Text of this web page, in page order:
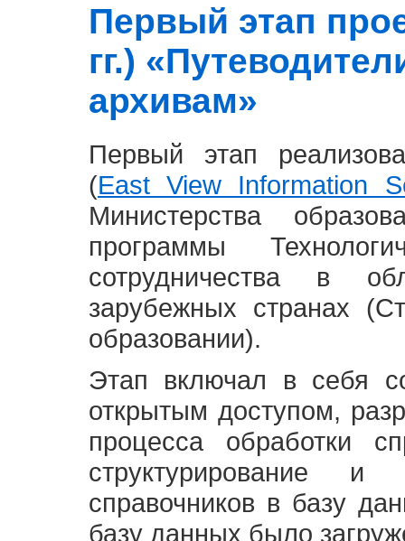
Первый этап
гг.)
архивам»
Первый этап
(East View Information
Министерства
программы
сотрудничества в
зарубежных странах
образовании).
Этап включал в себя
открытым доступом,
процесса обработки
структурирование и
справочников в базу
базу данных было